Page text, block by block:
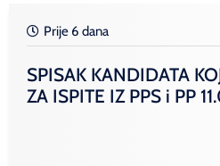
Prije 6 dana
SPISAK KANDIDATA
ZA ISPITE IZ PPS i PP